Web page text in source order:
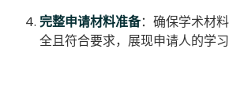
完整申请材料准备：确保学术材
全且符合要求，展现申请人的学